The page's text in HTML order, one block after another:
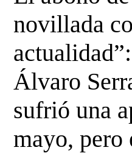
novillada
Álvaro
sufrió una
mayo, pero